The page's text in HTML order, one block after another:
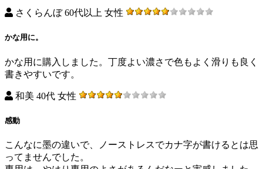
さくらんぼ 60代以上 女性
かな用に。
かな用に購入しました。丁度よい濃さで色もよく滑りも良く
書きやすいです。
和美 40代 女性
感動
こんなに墨の違いで、ノーストレスでカナ字が書けるとは思
ってませんでした。